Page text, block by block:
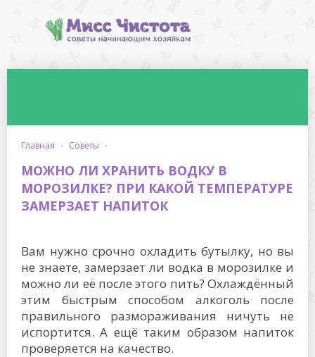
главная · советы ·
МОЖНО ЛИ ХРАНИТЬ ВОДКУ В
МОРОЗИЛКЕ? ПРИ КАКОЙ ТЕМПЕРАТУРЕ
ЗАМЕРЗАЕТ НАПИТОК
Вам нужно срочно охладить бутылку, но вы
не знаете, замерзает ли водка в морозилке и
можно ли её после этого пить? Охлаждённый
этим быстрым способом алкоголь после
правильного размораживания ничуть не
испортится. А ещё таким образом напиток
проверяется на качество.